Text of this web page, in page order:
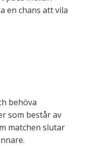
en chans att vila
behöva
som består av
matchen slutar